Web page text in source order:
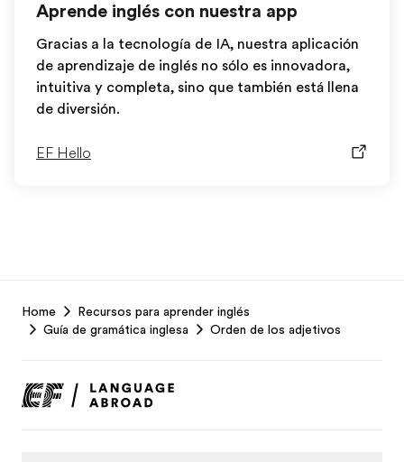
Aprende inglés con nuestra app
Gracias a la tecnología de IA, nuestra aplicación
de aprendizaje de inglés no sólo es innovadora,
intuitiva y completa, sino que también está llena
de diversión.
EF Hello
Footer
Home
Recursos para aprender inglés
Guía de gramática inglesa
Orden de los adjetivos